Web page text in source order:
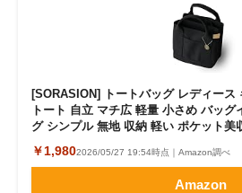
[SORASION] トートバッグ レディース
トート 自立 マチ広 軽量 小さめ バッグ
グ シンプル 無地 収納 軽い ポケット美
￥1,9802026/05/27 19:54時点｜Amazon調べ
Amazon